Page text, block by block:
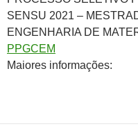
SENSU 2021 –
ENGENHARIA DE
PPGCEM
Maiores informações: